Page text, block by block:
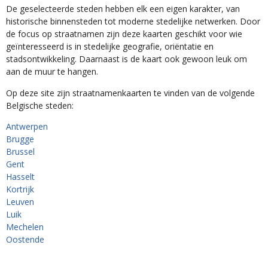
De geselecteerde steden hebben elk een eigen karakter, van
historische binnensteden tot moderne stedelijke netwerken. Door
de focus op straatnamen zijn deze kaarten geschikt voor wie
geïnteresseerd is in stedelijke geografie, oriëntatie en
stadsontwikkeling. Daarnaast is de kaart ook gewoon leuk om
aan de muur te hangen.
Op deze site zijn straatnamenkaarten te vinden van de volgende
Belgische steden:
Antwerpen
Brugge
Brussel
Gent
Hasselt
Kortrijk
Leuven
Luik
Mechelen
Oostende